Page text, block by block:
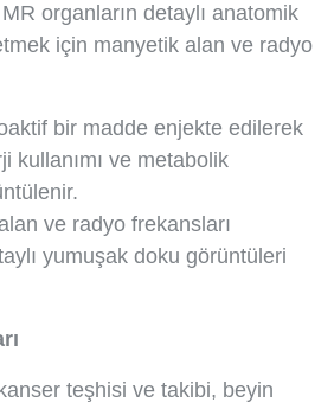
organların detaylı anatomik
için manyetik alan ve radyo
bir madde enjekte edilerek
kullanımı ve metabolik
ve radyo frekansları
yumuşak doku görüntüleri
teşhisi ve takibi, beyin